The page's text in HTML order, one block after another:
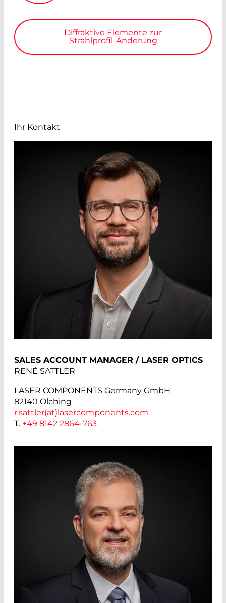
Diffraktive Elemente zur
Strahlprofil-Änderung
Ihr Kontakt
SALES ACCOUNT MANAGER / LASER OPTICS
RENÉ SATTLER
LASER COMPONENTS Germany GmbH
82140 Olching
r.sattler(at)lasercomponents.com
T. +49 8142 2864-763